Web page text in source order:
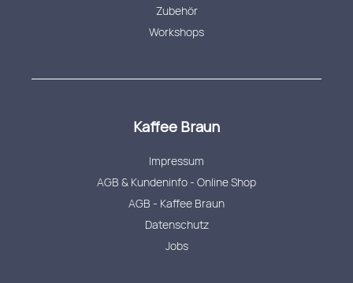
Zubehör
Workshops
Kaffee Braun
Impressum
AGB & Kundeninfo - Online Shop
AGB - Kaffee Braun
Datenschutz
Jobs